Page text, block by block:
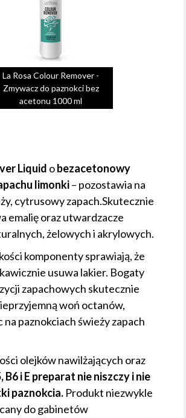
La Rosa Colour Remover -
Zmywacz do paznokci bez
acetonu 1000 ml
Liquid obezacetonowy
limonki– pozostawia na
cytrusowy zapach.Skutecznie
emalię oraz utwardzacze
żelowych i akrylowych.
komponenty sprawiają, że
usuwa lakier. Bogaty
zapachowych skutecznie
woń octanów,
na paznokciach świeży zapach
olejków nawilżających oraz
B6 i E preparat nie niszczy i nie
paznokcia. Produkt niezwykle
do gabinetów